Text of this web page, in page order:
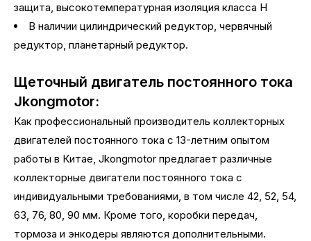
защита, высокотемпературная изоляция класса H
В наличии цилиндрический редуктор, червячный
редуктор, планетарный редуктор.
Щеточный двигатель постоянного тока
Jkongmotor:
Как профессиональный производитель коллекторных
двигателей постоянного тока с 13-летним опытом
работы в Китае, Jkongmotor предлагает различные
коллекторные двигатели постоянного тока с
индивидуальными требованиями, в том числе 42, 52, 54,
63, 76, 80, 90 мм. Кроме того, коробки передач,
тормоза и энкодеры являются дополнительными.